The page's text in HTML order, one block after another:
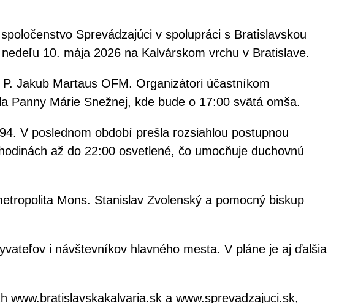
Sprevádzajúci v spolupráci s Bratislavskou
10. mája 2026 na Kalvárskom vrchu v Bratislave.
Jakub Martaus OFM. Organizátori účastníkom
Panny Márie Snežnej, kde bude o 17:00 svätá omša.
V poslednom období prešla rozsiahlou postupnou
až do 22:00 osvetlené, čo umocňuje duchovnú
Mons. Stanislav Zvolenský a pomocný biskup
i návštevníkov hlavného mesta. V pláne je aj ďalšia
a www.sprevadzajuci.sk,